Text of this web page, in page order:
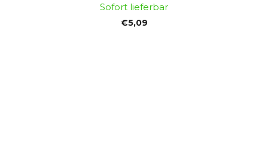
Sofort lieferbar
€5,09